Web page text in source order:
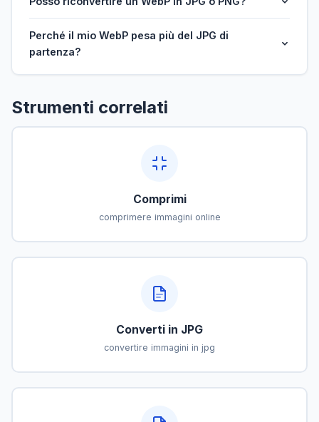
Perché il mio WebP pesa più del JPG di
partenza?
Strumenti correlati
Comprimi
comprimere immagini online
Converti in JPG
convertire immagini in jpg